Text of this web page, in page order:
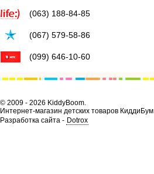
(063) 188-84-85
(067) 579-58-86
(099) 646-10-60
© 2009 - 2026 KiddyBoom.
Интернет-магазин детских товаров КиддиБум
Разработка сайта - Dotrox